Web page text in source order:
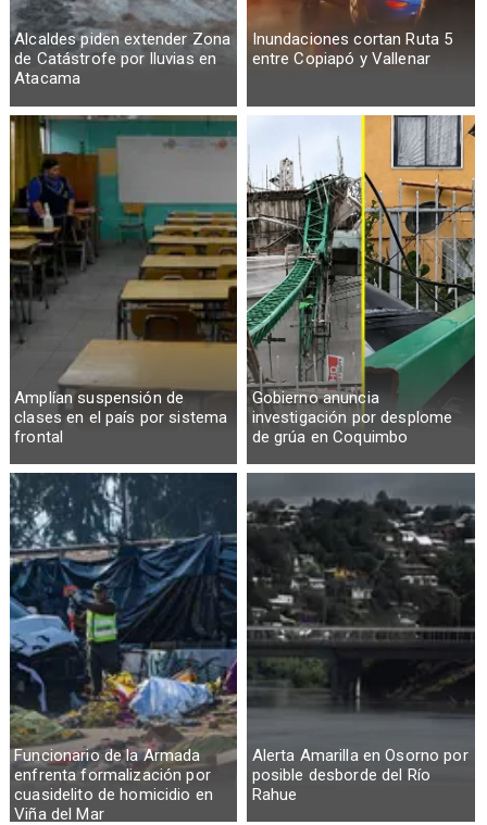
Alcaldes piden extender Zona
de Catástrofe por lluvias en
Atacama
Inundaciones cortan Ruta 5
entre Copiapó y Vallenar
Amplían suspensión de
clases en el país por sistema
frontal
Gobierno anuncia
investigación por desplome
de grúa en Coquimbo
Funcionario de la Armada
enfrenta formalización por
cuasidelito de homicidio en
Viña del Mar
Alerta Amarilla en Osorno por
posible desborde del Río
Rahue